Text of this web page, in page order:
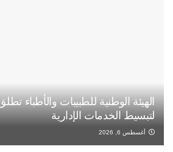
الهيئة الوطنية للطبيبات والأطباء
لتبسيط الخدمات الإدارية
أغسطس 6, 2026